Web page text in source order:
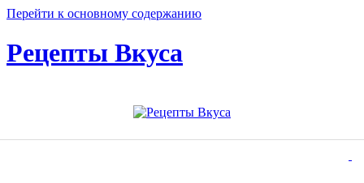
Перейти к основному содержанию
Рецепты Вкуса